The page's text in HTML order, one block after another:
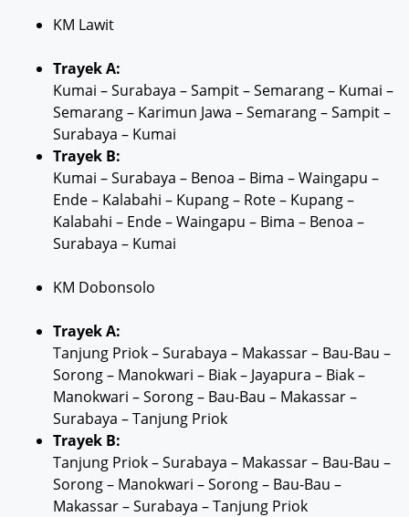
KM Lawit
Trayek A:
Kumai – Surabaya – Sampit – Semarang – Kumai –
Semarang – Karimun Jawa – Semarang – Sampit –
Surabaya – Kumai
Trayek B:
Kumai – Surabaya – Benoa – Bima – Waingapu –
Ende – Kalabahi – Kupang – Rote – Kupang –
Kalabahi – Ende – Waingapu – Bima – Benoa –
Surabaya – Kumai
KM Dobonsolo
Trayek A:
Tanjung Priok – Surabaya – Makassar – Bau-Bau –
Sorong – Manokwari – Biak – Jayapura – Biak –
Manokwari – Sorong – Bau-Bau – Makassar –
Surabaya – Tanjung Priok
Trayek B:
Tanjung Priok – Surabaya – Makassar – Bau-Bau –
Sorong – Manokwari – Sorong – Bau-Bau –
Makassar – Surabaya – Tanjung Priok